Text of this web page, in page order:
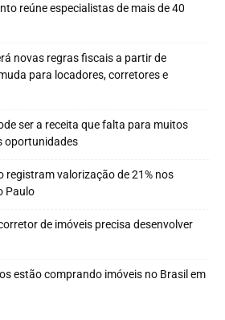
reúne especialistas de mais de 40
novas regras fiscais a partir de
para locadores, corretores e
ser a receita que falta para muitos
oportunidades
registram valorização de 21% nos
Paulo
de imóveis precisa desenvolver
estão comprando imóveis no Brasil em